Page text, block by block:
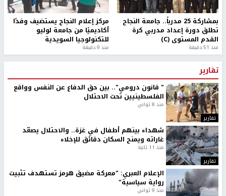
بمشاركة 25 مدرباً.. جامعة النجاح
تطلق دورة إعداد مدربي كرة
القدم المستوى (C)
منذ 51 دقيقة
مركز إعلام النجاح يستضيف وفدًا
أكاديميًا من جامعة لوليو
للتكنولوجيا السويدية
منذ 9 دقيقة
تقارير
تقارير
" قانون درومي".. بين حق الدفاع عن النفس وواقع
الفلسطينيين تحت الاحتلال
منذ 8 ثواني
تقارير
شهداء بينهم أطفال في غزة.. والاحتلال يصعّد
غاراته ويمنح السكان دقائق للإخلاء
منذ 11 ثانية
الإعلام العبري: "معركة مضيق هرمز تستهدف تثبيت
رواية سياسية"
منذ 9 ثواني